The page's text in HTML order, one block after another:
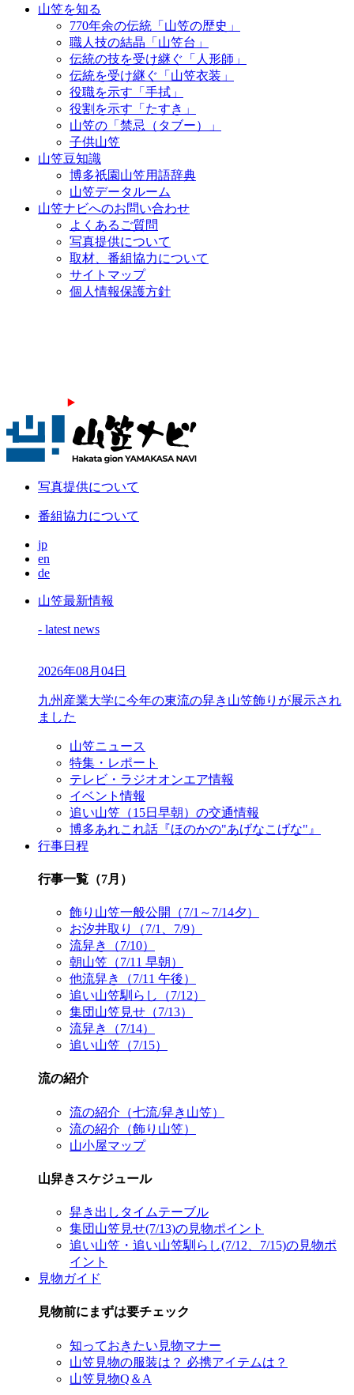
山笠を知る
770年余の伝統「山笠の歴史」
職人技の結晶「山笠台」
伝統の技を受け継ぐ「人形師」
伝統を受け継ぐ「山笠衣装」
役職を示す「手拭」
役割を示す「たすき」
山笠の「禁忌（タブー）」
子供山笠
山笠豆知識
博多祇園山笠用語辞典
山笠データルーム
山笠ナビへのお問い合わせ
よくあるご質問
写真提供について
取材、番組協力について
サイトマップ
個人情報保護方針
写真提供について
番組協力について
jp
en
de
山笠最新情報
- latest news
2026年08月04日
九州産業大学に今年の東流の舁き山笠飾りが展示され
ました
山笠ニュース
特集・レポート
テレビ・ラジオオンエア情報
イベント情報
追い山笠（15日早朝）の交通情報
博多あれこれ話『ほのかの"あげなこげな"』
行事日程
行事一覧（7月）
飾り山笠一般公開（7/1～7/14夕）
お汐井取り（7/1、7/9）
流舁き（7/10）
朝山笠（7/11 早朝）
他流舁き（7/11 午後）
追い山笠馴らし（7/12）
集団山笠見せ（7/13）
流舁き（7/14）
追い山笠（7/15）
流の紹介
流の紹介（七流/舁き山笠）
流の紹介（飾り山笠）
山小屋マップ
山舁きスケジュール
舁き出しタイムテーブル
集団山笠見せ(7/13)の見物ポイント
追い山笠・追い山笠馴らし(7/12、7/15)の見物ポ
イント
見物ガイド
見物前にまずは要チェック
知っておきたい見物マナー
山笠見物の服装は？ 必携アイテムは？
山笠見物Q＆A